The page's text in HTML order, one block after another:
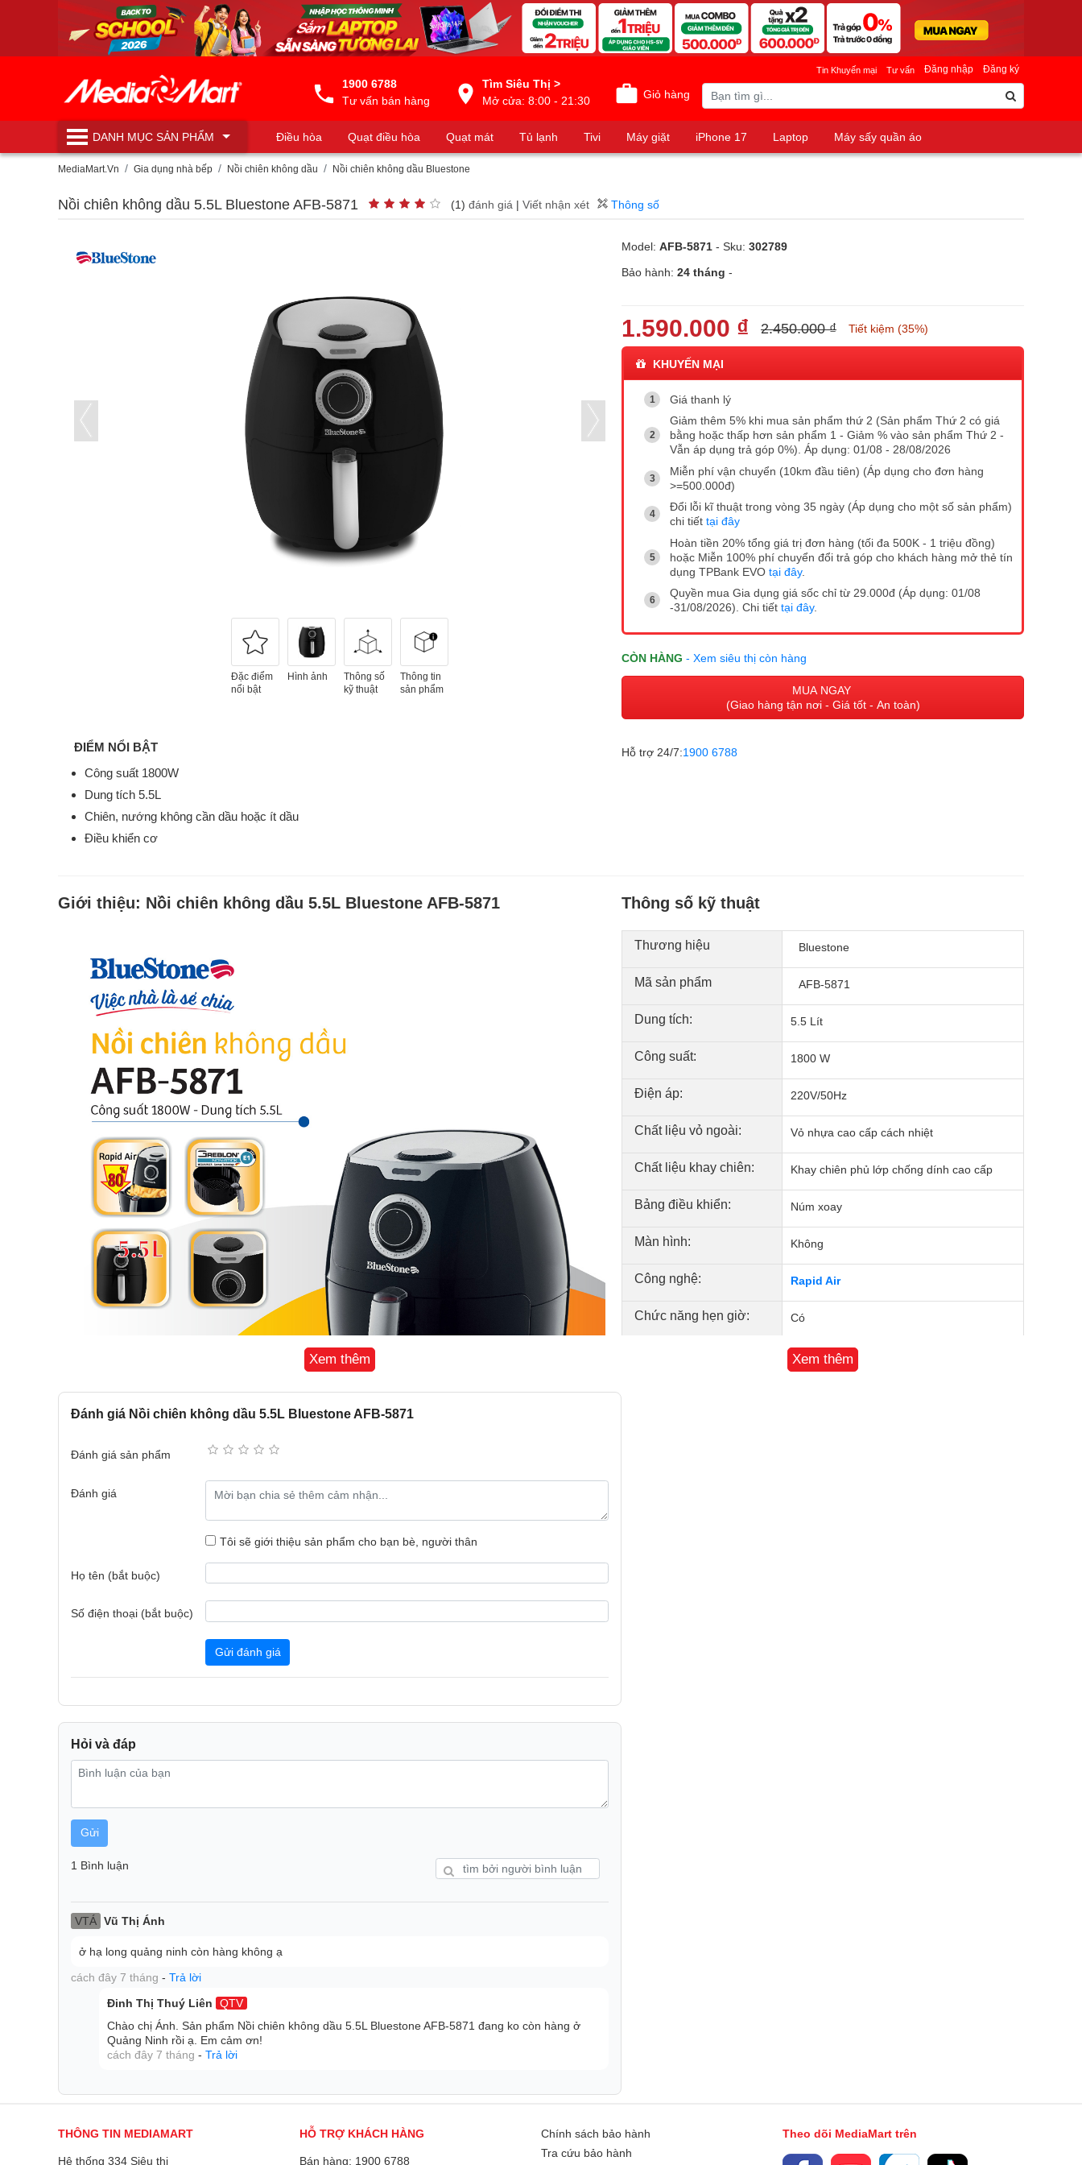
1900 6788
Tư vấn bán hàng
Tìm Siêu Thị >
Mở cửa: 8:00 - 21:30
Giỏ hàng
Đăng nhập Đăng ký
Tin Khuyến mại Tư vấn
DANH MỤCSẢN PHẨM Điều hòa Quạt điều hòa Quạt mát Tủ lạnh Tivi Máy giặt iPhone 17 Laptop
Máy sấy quần áo
Máy lọc nước
MediaMart.Vn Gia dụng nhà bếp Nồi chiên không dầu Nồi chiên không dầu Bluestone
Nồi chiên không dầu 5.5L Bluestone AFB-5871 (1) đánh giá | Viết nhận xét Thông số
Đặc điểm
nổi bật
Hình ảnh
Thông số
kỹ thuật
Thông tin
sản phẩm
ĐIỂM NỔI BẬT
Công suất 1800W
Dung tích 5.5L
Chiên, nướng không cần dầu hoặc ít dầu
Điều khiển cơ
Model: AFB-5871 - Sku: 302789
Bảo hành: 24 tháng -
1.590.000 ₫ 2.450.000 ₫ Tiết kiệm (35%)
KHUYẾN MẠI
Giá thanh lý
Giảm thêm 5% khi mua sản phẩm thứ 2 (Sản phẩm Thứ 2 có giá
bằng hoặc thấp hơn sản phẩm 1 - Giảm % vào sản phẩm Thứ 2 -
Vẫn áp dụng trả góp 0%). Áp dụng: 01/08 - 28/08/2026
Miễn phí vận chuyển (10km đầu tiên) (Áp dụng cho đơn hàng
>=500.000đ)
Đổi lỗi kĩ thuật trong vòng 35 ngày (Áp dụng cho một số sản phẩm)
chi tiết tại đây
Hoàn tiền 20% tổng giá trị đơn hàng (tối đa 500K - 1 triệu đồng)
hoặc Miễn 100% phí chuyển đổi trả góp cho khách hàng mở thẻ tín
dụng TPBank EVO tại đây.
Quyền mua Gia dụng giá sốc chỉ từ 29.000đ (Áp dụng: 01/08
-31/08/2026). Chi tiết tại đây.
CÒN HÀNG - Xem siêu thị còn hàng
MUA NGAY
(Giao hàng tận nơi - Giá tốt - An toàn)
Hỗ trợ 24/7:1900 6788
Giới thiệu: Nồi chiên không dầu 5.5L Bluestone AFB-5871
Xem thêm
Đánh giá Nồi chiên không dầu 5.5L Bluestone AFB-5871
Đánh giá sản phẩm
Đánh giá
Tôi sẽ giới thiệu sản phẩm cho bạn bè, người thân
Họ tên (bắt buộc)
Số điện thoại (bắt buộc)
Gửi đánh giá
Hỏi và đáp
Gửi
1 Bình luận
VTÁ Vũ Thị Ánh
ở hạ long quảng ninh còn hàng không ạ
cách đây 7 tháng - Trả lời
Đinh Thị Thuý Liên
QTV
Chào chị Ánh. Sản phẩm Nồi chiên không dầu 5.5L Bluestone AFB-5871 đang ko còn hàng ở
Quảng Ninh rồi ạ. Em cảm ơn!
cách đây 7 tháng - Trả lời
Thông số kỹ thuật
Thương hiệu Bluestone
Mã sản phẩm AFB-5871
Dung tích: 5.5 Lít
Công suất: 1800 W
Điện áp: 220V/50Hz
Chất liệu vỏ ngoài: Vỏ nhựa cao cấp cách nhiệt
Chất liệu khay chiên: Khay chiên phủ lớp chống dính cao cấp
Bảng điều khiển: Núm xoay
Màn hình: Không
Công nghệ: Rapid Air
Chức năng hẹn giờ: Có
Không
Xem thêm
THÔNG TIN MEDIAMART
Hệ thống 334 Siêu thị
HỖ TRỢ KHÁCH HÀNG
Bán hàng: 1900 6788
Chính sách bảo hành
Tra cứu bảo hành
Theo dõi MediaMart trên